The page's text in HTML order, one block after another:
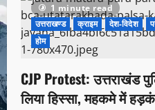
1 minute read
उत्तराखण्ड
क्राइम देश-विदेश
होम
CJP Protest: उत्तराखंड
लिया हिस्सा, महकमे में